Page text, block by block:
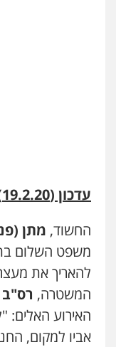
עדכון (19.2.20)
החשוד, מתן
משפט השלום
להאריך את
המשטרה, רס"ב
האירוע האלים:
אביו למקום,